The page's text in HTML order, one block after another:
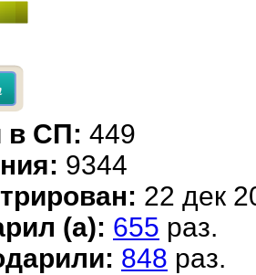
в СП: 449
9344
22 дек
(а): 655 раз.
848 раз.